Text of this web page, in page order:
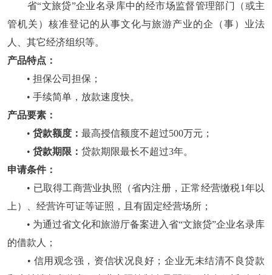
省“文旅贷”企业名录库中的经市场监督管理部门（或主
管机关）核准登记的从事文化与旅游产业的企（事）业法
人、其它经济组织等。
产品特点：
• 担保公司担保；
• 手续简单，放款速度快。
产品要素：
• 贷款额度： 最高授信额度不超过500万元；
• 贷款期限： 贷款期限最长不超过3年。
申请条件：
• 已取得工商营业执照（省内注册，正常经营缴税1年以
上）、经营许可证等证照，且有固定经营场所；
• 为通过省文化和旅游厅备案进入省“文旅贷”企业名录库
的借款人；
• 信用观念强，资信状况良好；企业无未结清不良贷款